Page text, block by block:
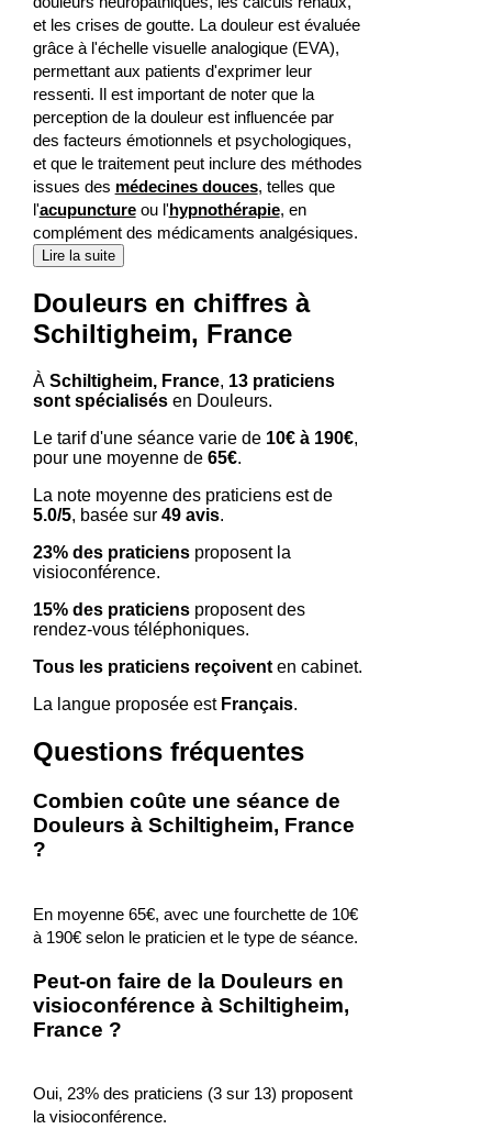
et les crises de goutte. La douleur est évaluée
grâce à l'échelle visuelle analogique (EVA),
permettant aux patients d'exprimer leur
ressenti. Il est important de noter que la
perception de la douleur est influencée par
des facteurs émotionnels et psychologiques,
et que le traitement peut inclure des méthodes
issues des médecines douces, telles que
l'acupunctureou l'hypnothérapie, en
complément des médicaments analgésiques.
Lire la suite
Douleurs en chiffres à
Schiltigheim, France
À Schiltigheim, France, 13 praticiens
sont spécialisésen Douleurs.
Le tarif d'une séance varie de 10€ à 190€,
pour une moyenne de 65€.
La note moyenne des praticiens est de
5.0/5, basée sur 49 avis.
23% des praticiensproposent la
visioconférence.
15% des praticiensproposent des
rendez-vous téléphoniques.
Tous les praticiens reçoiventen cabinet.
La langue proposée est Français.
Questions fréquentes
Combien coûte une séance de
Douleurs à Schiltigheim, France
?
En moyenne 65€, avec une fourchette de 10€
à 190€ selon le praticien et le type de séance.
Peut-on faire de la Douleurs en
visioconférence à Schiltigheim,
France ?
Oui, 23% des praticiens (3 sur 13) proposent
la visioconférence.